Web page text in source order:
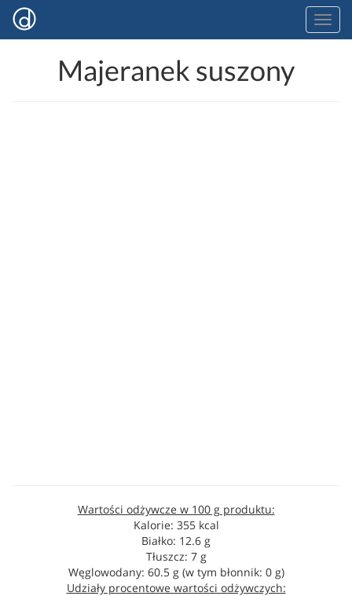
Majeranek suszony
Wartości odżywcze w 100 g produktu:
Kalorie: 355 kcal
Białko: 12.6 g
Tłuszcz: 7 g
Węglowodany: 60.5 g (w tym błonnik: 0 g)
Udziały procentowe wartości odżywczych: